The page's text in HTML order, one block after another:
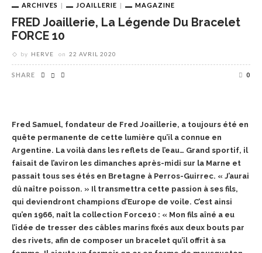
ARCHIVES JOAILLERIE MAGAZINE
FRED Joaillerie, La Légende Du Bracelet
FORCE 10
by HERVE on 22 AVRIL 2020
SHARE 0
Fred Samuel, fondateur de Fred Joaillerie, a toujours été en
quête permanente de cette lumière qu’il a connue en
Argentine. La voilà dans les reflets de l’eau… Grand sportif, il
faisait de l’aviron les dimanches après-midi sur la Marne et
passait tous ses étés en Bretagne à Perros-Guirrec. « J’aurai
dû naître poisson. » Il transmettra cette passion à ses fils,
qui deviendront champions d’Europe de voile. C’est ainsi
qu’en 1966, naît la collection Force10 : « Mon fils aîné a eu
l’idée de tresser des câbles marins fixés aux deux bouts par
des rivets, afin de composer un bracelet qu’il offrit à sa